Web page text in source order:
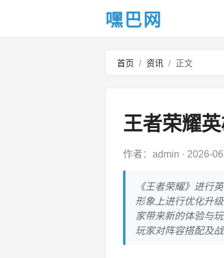
嘿巴网
首页 / 资讯 / 正文
王者荣耀
作者：admin · 2026-
《王者荣耀》进行
形象上进行优化升
家带来新的体验与
玩家对阵容搭配及